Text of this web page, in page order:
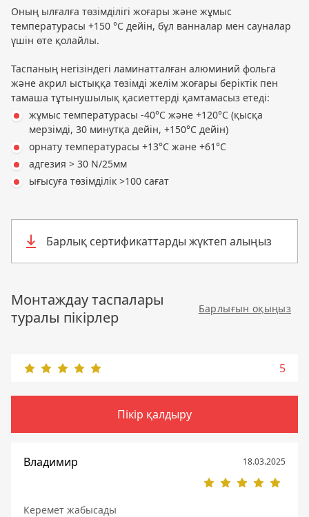
Оның ылғалға төзімділігі жоғары және жұмыс
температурасы +150 °C дейін, бұл ванналар мен сауналар
үшін өте қолайлы.
Таспаның негізіндегі ламинатталған алюминий фольга
және акрил ыстыққа төзімді желім жоғары беріктік пен
тамаша тұтынушылық қасиеттерді қамтамасыз етеді:
жұмыс температурасы -40°C және +120°C (қысқа
мерзімді, 30 минутқа дейін, +150°C дейін)
орнату температурасы +13°C және +61°C
адгезия > 30 N/25мм
ығысуға төзімділік >100 сағат
Барлық сертификаттарды жүктеп алыңыз
Монтаждау таспалары
туралы пікірлер
Барлығын оқыңыз
5
Пікір қалдыру
Владимир 18.03.2025
Керемет жабысады